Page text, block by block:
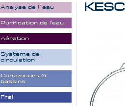
Analyse de l´eau
Purification de l'eau
Aération
Système de
circulation
Conteneurs &
bassins
Frai